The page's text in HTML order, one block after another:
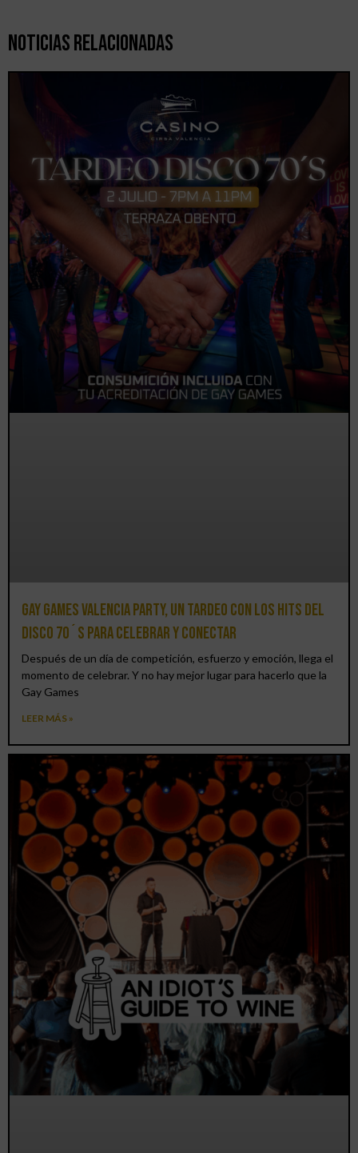
Noticias Relacionadas
Gay Games Valencia Party, un tardeo con los hits del
DISCO 70´S para celebrar y conectar
Después de un día de competición, esfuerzo y emoción, llega el
momento de celebrar. Y no hay mejor lugar para hacerlo que la
Gay Games
LEER MÁS »